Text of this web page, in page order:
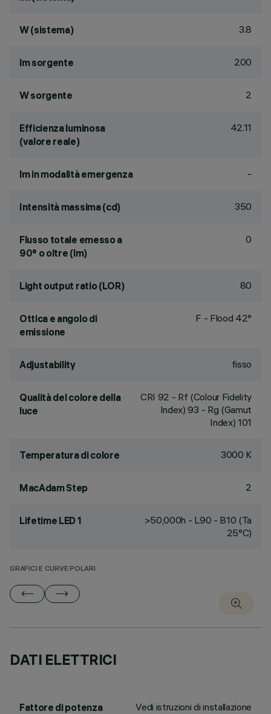
W (sistema) 3.8
lm sorgente 200
W sorgente 2
Efficienza luminosa
(valore reale)
42.11
lm in modalità emergenza -
Intensità massima (cd) 350
Flusso totale emesso a
90° o oltre (lm)
0
Light output ratio (LOR) 80
Ottica e angolo di
emissione
F - Flood 42°
Adjustability fisso
Qualità del colore della
luce
CRI 92 - Rf (Colour Fidelity
Index) 93 - Rg (Gamut
Index) 101
Temperatura di colore 3000 K
MacAdam Step 2
Lifetime LED 1
>50,000h - L90 - B10 (Ta
25°C)
GRAFICI E CURVE POLARI
DATI ELETTRICI
Fattore di potenza Vedi istruzioni di installazione